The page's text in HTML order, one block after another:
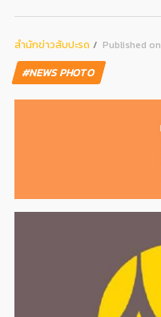
สํานักข่าวสับปะรด Published
#NEWS PHOTO